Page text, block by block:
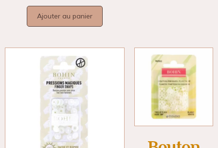
Ajouter au panier